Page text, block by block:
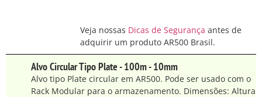
Veja nossas Dicas de Segurança antes de
adquirir um produto AR500 Brasil.
Alvo Circular Tipo Plate - 100m - 10mm
Alvo tipo Plate circular em AR500. Pode ser usado com o
Rack Modular para o armazenamento. Dimensões: Altura